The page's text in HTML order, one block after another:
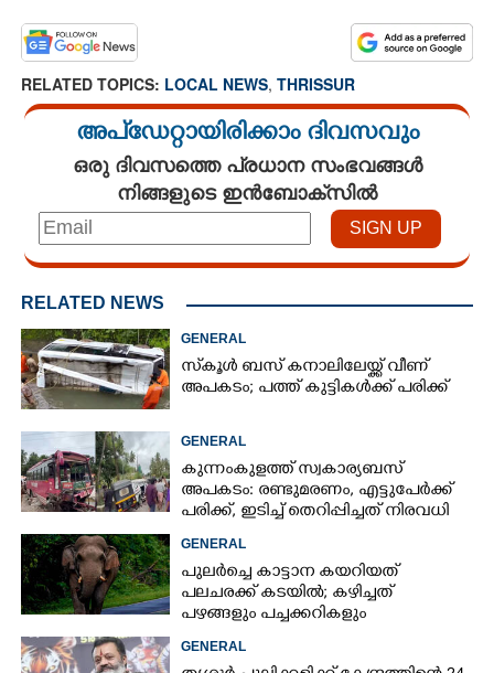
RELATED TOPICS: LOCAL NEWS, THRISSUR
അപ്ഡേറ്റായിരിക്കാം ദിവസവും
ഒരു ദിവസത്തെ പ്രധാന സംഭവങ്ങൾ
നിങ്ങളുടെ ഇൻബോക്സിൽ
RELATED NEWS
GENERAL
സ്‌കൂൾ ബസ് കനാലിലേയ്ക്ക് വീണ്
അപകടം; പത്ത് കുട്ടികൾക്ക് പരിക്ക്
GENERAL
കുന്നംകുളത്ത് സ്വകാര്യബസ്
അപകടം: രണ്ടുമരണം, എട്ടുപേർക്ക്
പരിക്ക്, ഇടിച്ച് തെറിപ്പിച്ചത് നിരവധി
GENERAL
പുലർച്ചെ കാട്ടാന കയറിയത്
പലചരക്ക് കടയിൽ; കഴിച്ചത്
പഴങ്ങളും പച്ചക്കറികളും
GENERAL